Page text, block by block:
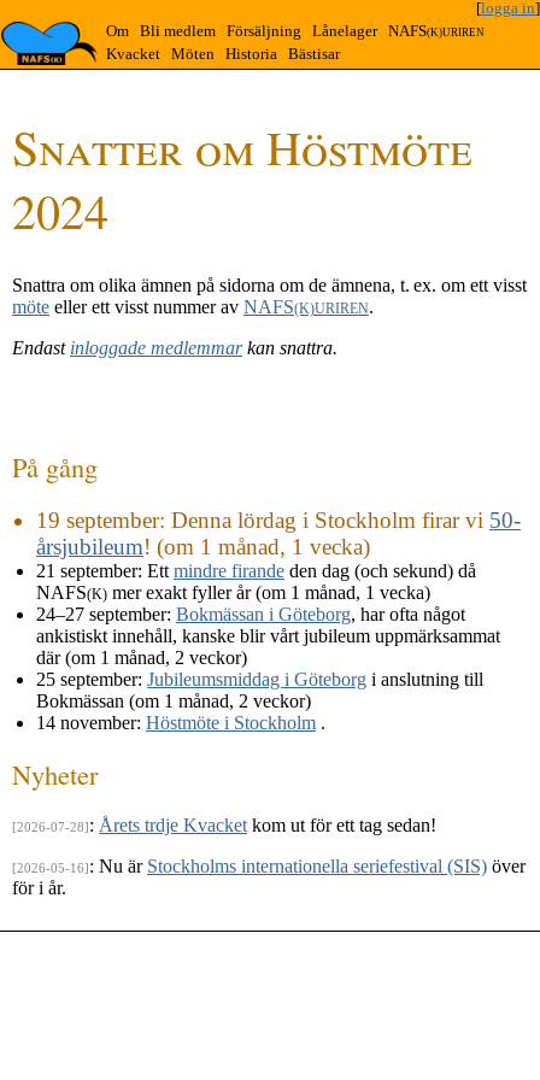
[logga in]
Om
Bli medlem Försäljning Lånelager NAFS(K)URIREN
Kvacket Möten Historia Bästisar
Snatter om Höstmöte
2024
Snattra om olika ämnen på sidorna om de ämnena, t. ex. om ett visst
möte eller ett visst nummer av NAFS(K)URIREN.
Endast inloggade medlemmarkan snattra.
På gång
19 september: Denna lördag i Stockholm firar vi 50-
årsjubileum! (om 1 månad, 1 vecka)
21 september: Ett mindre firande den dag (och sekund) då
NAFS(K) mer exakt fyller år (om 1 månad, 1 vecka)
24–27 september: Bokmässan i Göteborg, har ofta något
ankistiskt innehåll, kanske blir vårt jubileum uppmärksammat
där (om 1 månad, 2 veckor)
25 september: Jubileumsmiddag i Göteborg i anslutning till
Bokmässan (om 1 månad, 2 veckor)
14 november: Höstmöte i Stockholm .
Nyheter
[2026-07-28]: Årets trdje Kvacket kom ut för ett tag sedan!
[2026-05-16]: Nu är Stockholms internationella seriefestival (SIS) över
för i år.